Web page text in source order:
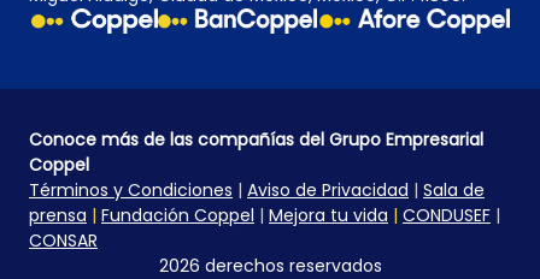
Conoce más de las compañías del Grupo Empresarial
Coppel
Términos y Condiciones | Aviso de Privacidad | Sala de
prensa | Fundación Coppel | Mejora tu vida | CONDUSEF |
CONSAR
2026 derechos reservados